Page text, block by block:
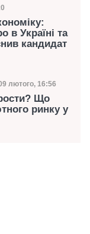
в Україні та
кандидат
публікації
лютого, 16:56
Що
ринку у